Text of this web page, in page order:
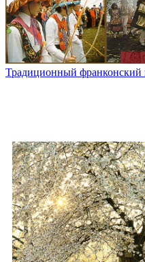
Традиционный франконский